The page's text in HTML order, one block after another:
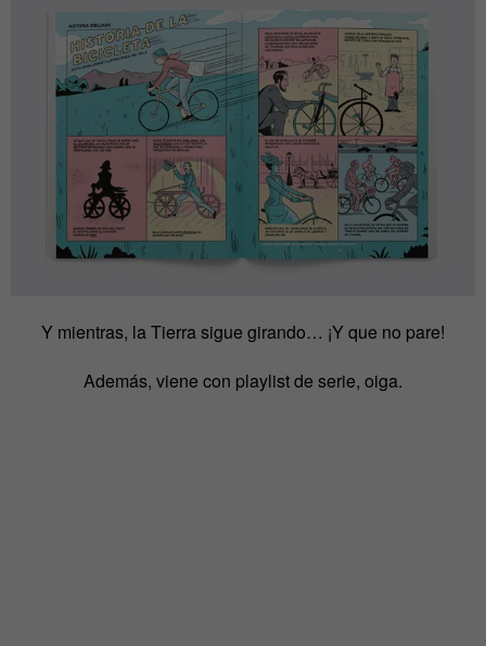
Y mientras, la Tierra sigue girando… ¡Y que no pare!
Además, viene con playlist de serie, oiga.